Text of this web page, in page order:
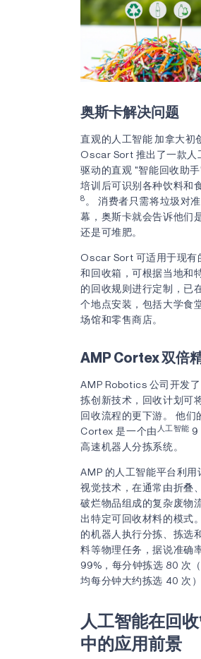
奥斯卡解决问题
直观的人工智能 加拿大初
Oscar Sort 推出了一款人
驱动的直观 "智能回收助
培训后可识别各种饮料和
8 。 消费者只需将垃圾对
幕，奥斯卡就会告诉他们
还是可堆肥。
Oscar Sort 可适用于现有
和回收箱，可根据当地和
的回收规则进行定制，已
个地点安装，包括大学食
场馆和零售商店。
AMP Cortex 双倍
AMP Robotics 公司开发
拣创新技术，回收计划可
回收流程的更下游。 他们
Cortex 是一个由 人工智能 9
高速机器人分拣系统。
AMP 的人工智能平台利用
视觉技术，在通常由折叠
破烂物品组成的复杂废物
出特定可回收材料的模式
的机器人执行分拣、拣选
料等物理任务，据说准确
99%，每分钟拣选 80 次
均每分钟大约拣选 40 次）
人工智能在回
中的应用前景